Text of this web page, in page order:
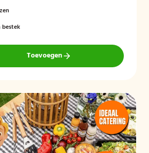
bestek
Toevoegen